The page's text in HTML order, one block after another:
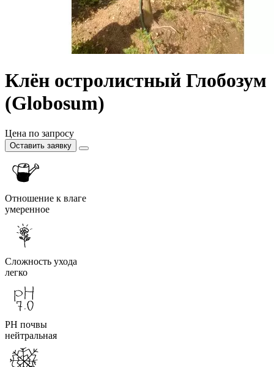
Клён остролистный Глобозум
(Globosum)
Цена по запросу
Оставить заявку
Отношение к влаге
умеренное
Сложность ухода
легко
PH почвы
нейтральная